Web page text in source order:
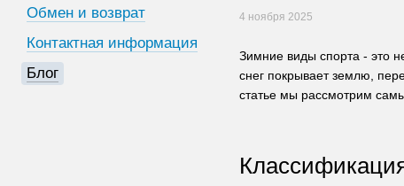
4 ноября 2025
Зимние виды спорта - это
снег покрывает землю,
статье мы рассмотрим
Обмен и возврат
Контактная информация
Блог